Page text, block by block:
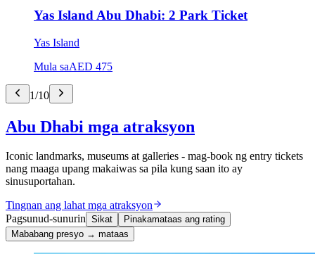
Yas Island Abu Dhabi: 2 Park Ticket
Yas Island
Mula saAED 475
1/10
Abu Dhabi mga atraksyon
Iconic landmarks, museums at galleries - mag-book ng entry tickets
nang maaga upang makaiwas sa pila kung saan ito ay
sinusuportahan.
Tingnan ang lahat mga atraksyon
Pagsunud-sunurin Sikat
Pinakamataas ang rating
Mababang presyo → mataas